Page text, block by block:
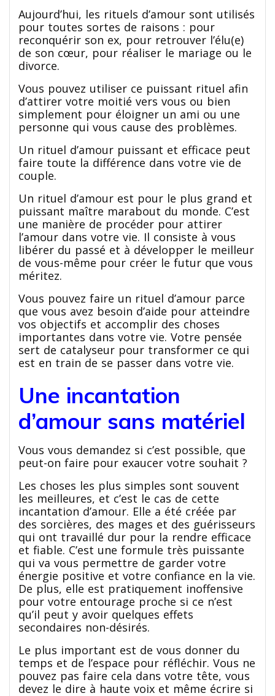
Aujourd’hui, les rituels d’amour sont utilisés
pour toutes sortes de raisons : pour
reconquérir son ex, pour retrouver l’élu(e)
de son cœur, pour réaliser le mariage ou le
divorce.
Vous pouvez utiliser ce puissant rituel afin
d’attirer votre moitié vers vous ou bien
simplement pour éloigner un ami ou une
personne qui vous cause des problèmes.
Un rituel d’amour puissant et efficace peut
faire toute la différence dans votre vie de
couple.
Un rituel d’amour est pour le plus grand et
puissant maître marabout du monde. C’est
une manière de procéder pour attirer
l’amour dans votre vie. Il consiste à vous
libérer du passé et à développer le meilleur
de vous-même pour créer le futur que vous
méritez.
Vous pouvez faire un rituel d’amour parce
que vous avez besoin d’aide pour atteindre
vos objectifs et accomplir des choses
importantes dans votre vie. Votre pensée
sert de catalyseur pour transformer ce qui
est en train de se passer dans votre vie.
Une incantation
d’amour sans matériel
Vous vous demandez si c’est possible, que
peut-on faire pour exaucer votre souhait ?
Les choses les plus simples sont souvent
les meilleures, et c’est le cas de cette
incantation d’amour. Elle a été créée par
des sorcières, des mages et des guérisseurs
qui ont travaillé dur pour la rendre efficace
et fiable. C’est une formule très puissante
qui va vous permettre de garder votre
énergie positive et votre confiance en la vie.
De plus, elle est pratiquement inoffensive
pour votre entourage proche si ce n’est
qu’il peut y avoir quelques effets
secondaires non-désirés.
Le plus important est de vous donner du
temps et de l’espace pour réfléchir. Vous ne
pouvez pas faire cela dans votre tête, vous
devez le dire à haute voix et même écrire si